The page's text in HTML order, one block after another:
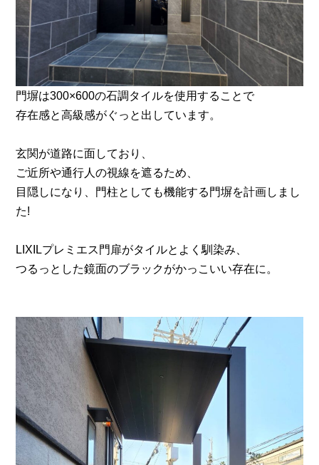
門塀は300×600の石調タイルを使用することで
存在感と高級感がぐっと出しています。
玄関が道路に面しており、
ご近所や通行人の視線を遮るため、
目隠しになり、門柱としても機能する門塀を計画しまし
た!
LIXILプレミエス門扉がタイルとよく馴染み、
つるっとした鏡面のブラックがかっこいい存在に。